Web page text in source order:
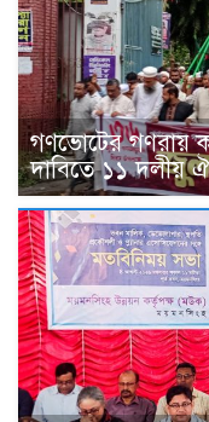
গণভোটের গণরায়
দাবিতে ১১ দলীয়